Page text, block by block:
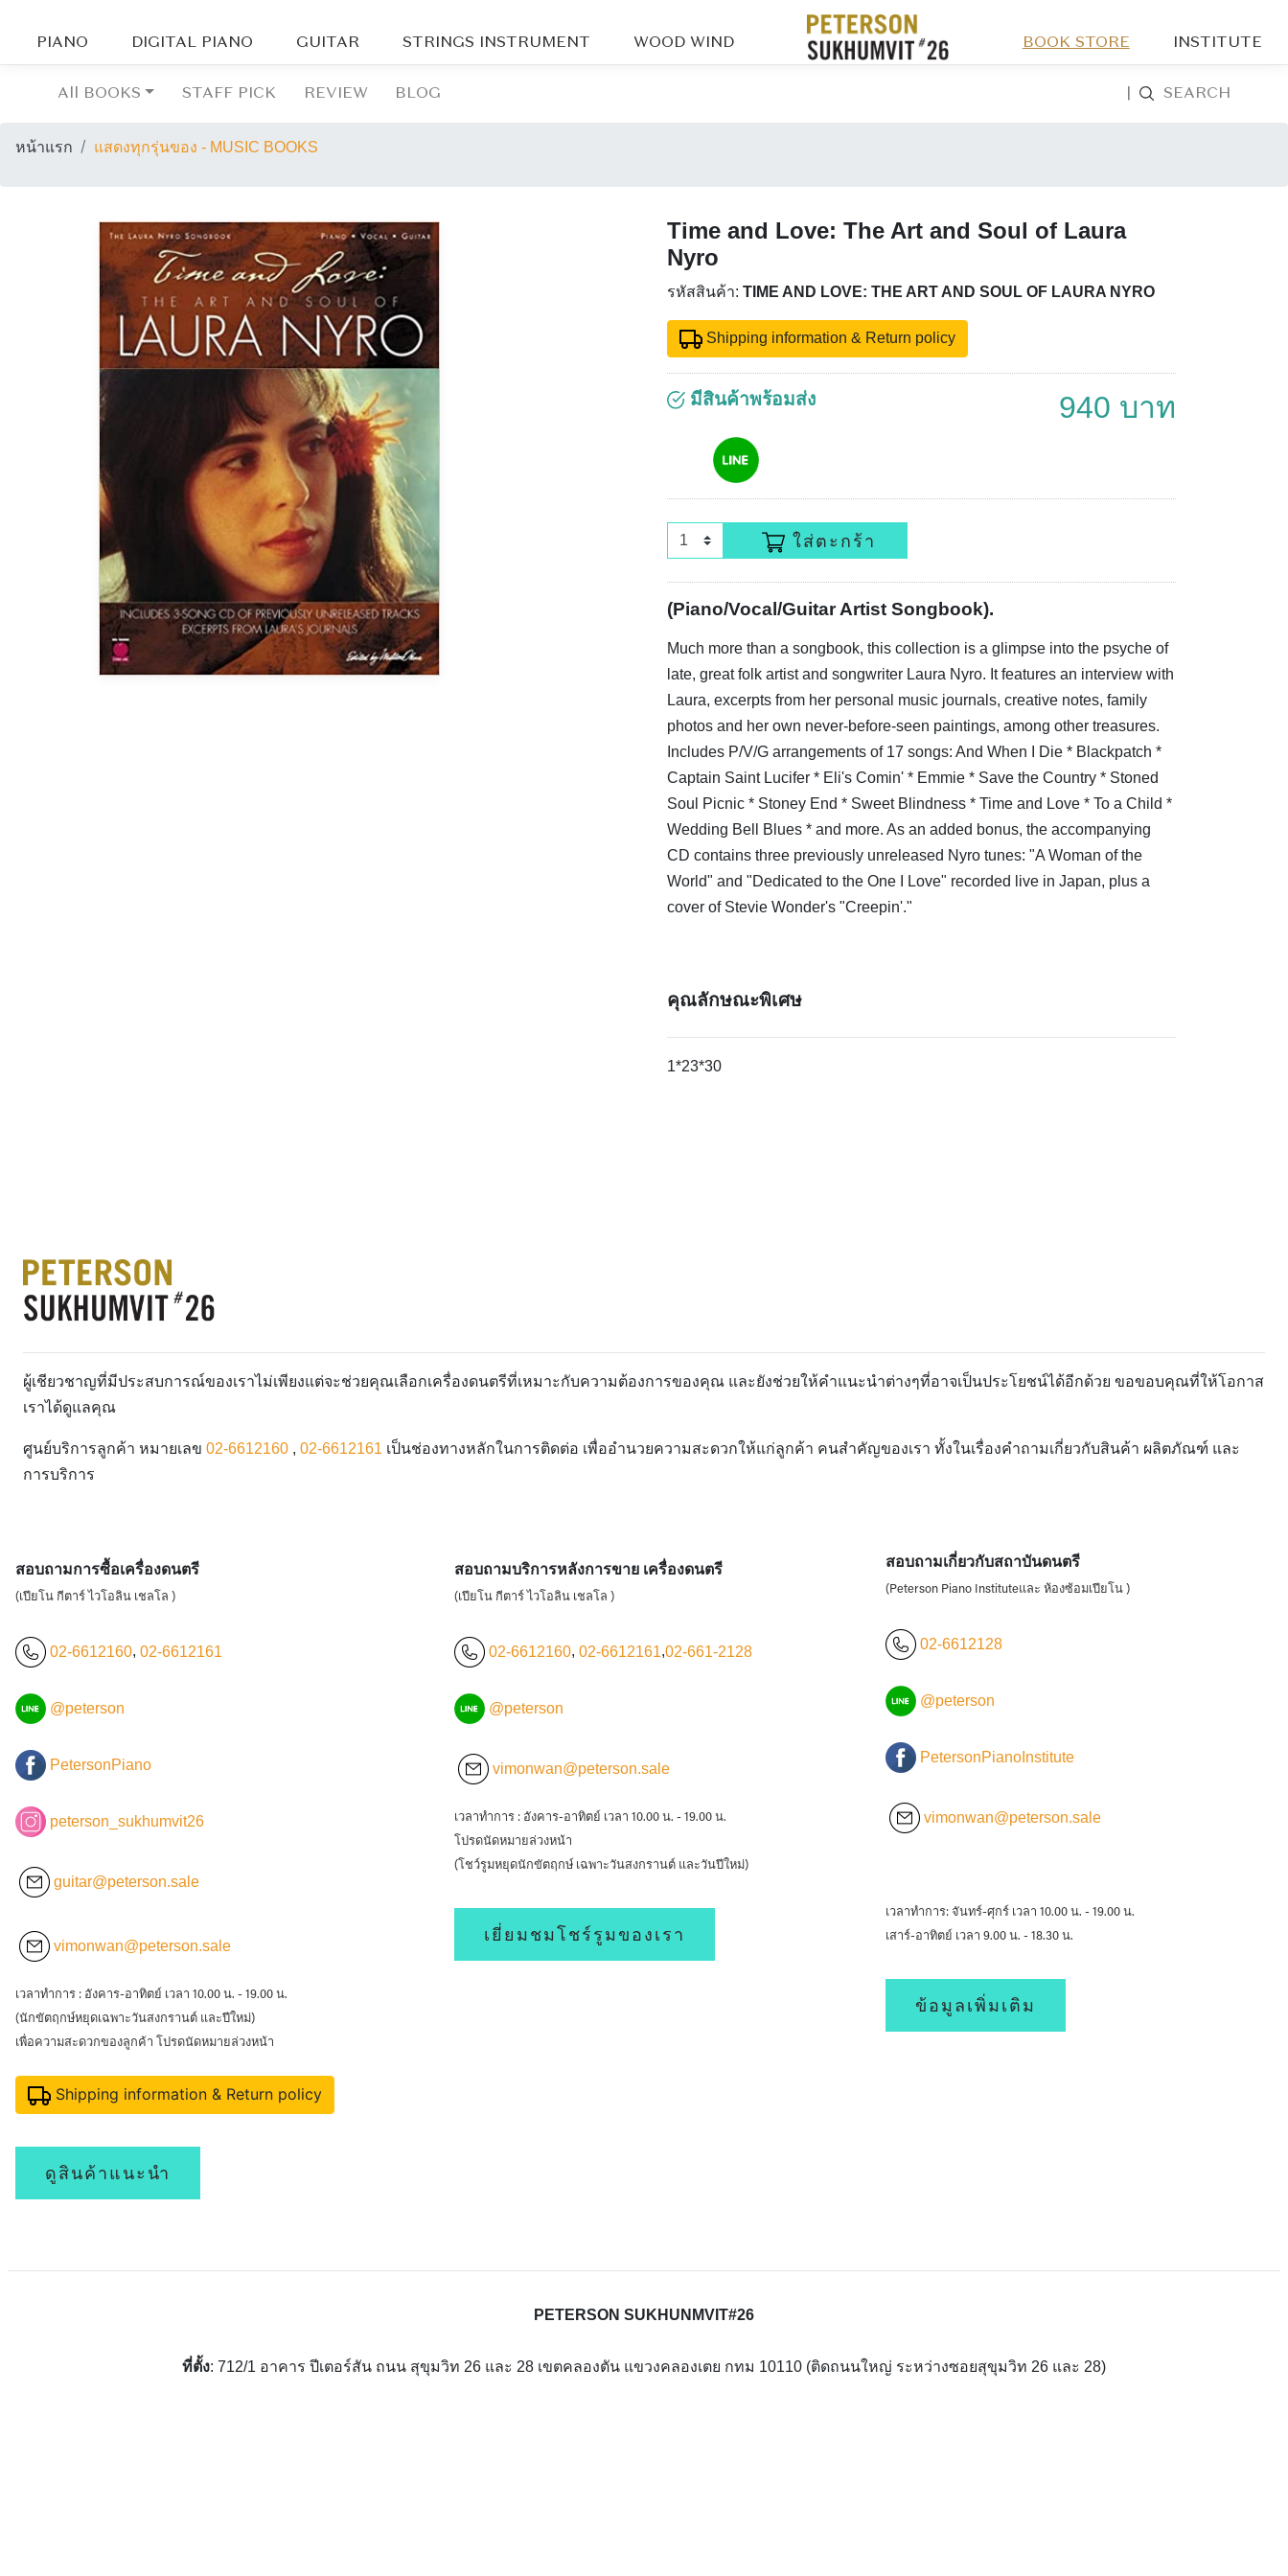
PIANO DIGITAL PIANO GUITAR STRINGS INSTRUMENT WOOD WIND BOOK STORE INSTITUTE
All BOOKS STAFF PICK REVIEW BLOG SEARCH
หน้าแรก แสดงทุกรุ่นของ - MUSIC BOOKS
Time and Love: The Art and Soul of Laura
Nyro
รหัสสินค้า: TIME AND LOVE: THE ART AND SOUL OF LAURA NYRO
Shipping information & Return policy
มีสินค้าพร้อมส่ง 940 บาท
ใส่ตะกร้า
(Piano/Vocal/Guitar Artist Songbook).
Much more than a songbook, this collection is a glimpse into the psyche of
late, great folk artist and songwriter Laura Nyro. It features an interview with
Laura, excerpts from her personal music journals, creative notes, family
photos and her own never-before-seen paintings, among other treasures.
Includes P/V/G arrangements of 17 songs: And When I Die * Blackpatch *
Captain Saint Lucifer * Eli's Comin' * Emmie * Save the Country * Stoned
Soul Picnic * Stoney End * Sweet Blindness * Time and Love * To a Child *
Wedding Bell Blues * and more. As an added bonus, the accompanying
CD contains three previously unreleased Nyro tunes: "A Woman of the
World" and "Dedicated to the One I Love" recorded live in Japan, plus a
cover of Stevie Wonder's "Creepin'."
คุณลักษณะพิเศษ
1*23*30
ผู้เชียวชาญที่มีประสบการณ์ของเราไม่เพียงแต่จะช่วยคุณเลือกเครื่องดนตรีที่เหมาะกับความต้องการของคุณ และยังช่วยให้คำแนะนำต่างๆที่อาจเป็นประโยชน์ได้อีกด้วย ขอขอบคุณที่ให้โอกาส
เราได้ดูแลคุณ
ศูนย์บริการลูกค้า หมายเลข 02-6612160 , 02-6612161 เป็นช่องทางหลักในการติดต่อ เพื่ออำนวยความสะดวกให้แก่ลูกค้า คนสำคัญของเรา ทั้งในเรื่องคำถามเกี่ยวกับสินค้า ผลิตภัณฑ์ และ
การบริการ
สอบถามการซื้อเครื่องดนตรี
(เปียโน กีตาร์ ไวโอลิน เชลโล )
02-6612160, 02-6612161
@peterson
PetersonPiano
peterson_sukhumvit26
guitar@peterson.sale
vimonwan@peterson.sale
เวลาทำการ : อังคาร-อาทิตย์ เวลา 10.00 น. - 19.00 น.
(นักขัตฤกษ์หยุดเฉพาะวันสงกรานต์ และปีใหม่)
เพื่อความสะดวกของลูกค้า โปรดนัดหมายล่วงหน้า
Shipping information & Return policy
ดูสินค้าแนะนำ
สอบถามบริการหลังการขาย เครื่องดนตรี
(เปียโน กีตาร์ ไวโอลิน เชลโล )
02-6612160, 02-6612161,02-661-2128
@peterson
vimonwan@peterson.sale
เวลาทำการ : อังคาร-อาทิตย์ เวลา 10.00 น. - 19.00 น.
โปรดนัดหมายล่วงหน้า
(โชว์รูมหยุดนักขัตฤกษ์ เฉพาะวันสงกรานต์ และวันปีใหม่)
เยี่ยมชมโชร์รูมของเรา
สอบถามเกี่ยวกับสถาบันดนตรี
(Peterson Piano Instituteและ ห้องซ้อมเปียโน )
02-6612128
@peterson
PetersonPianoInstitute
vimonwan@peterson.sale
เวลาทำการ: จันทร์-ศุกร์ เวลา 10.00 น. - 19.00 น.
เสาร์-อาทิตย์ เวลา 9.00 น. - 18.30 น.
ข้อมูลเพิ่มเติม
PETERSON SUKHUNMVIT#26
ที่ตั้ง: 712/1 อาคาร ปีเตอร์สัน ถนน สุขุมวิท 26 และ 28 เขตคลองตัน แขวงคลองเตย กทม 10110 (ติดถนนใหญ่ ระหว่างซอยสุขุมวิท 26 และ 28)